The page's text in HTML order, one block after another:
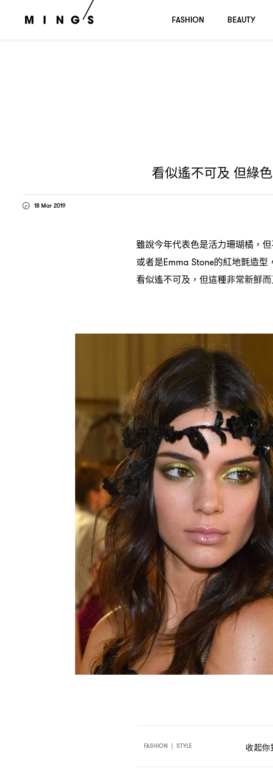
看似遙不可及 但綠
18 Mar 2019
雖說今年代表色是活力珊瑚橘 ，
或者是Emma Stone的紅地氈造型 ，
看似遙不可及 ， 但這種非常新鮮
FASHION STYLE 收起
FASHION BEAUTY
看似遙不可及 但綠色眼影將會是春季必化妝容 | BEAUTY TRENDS